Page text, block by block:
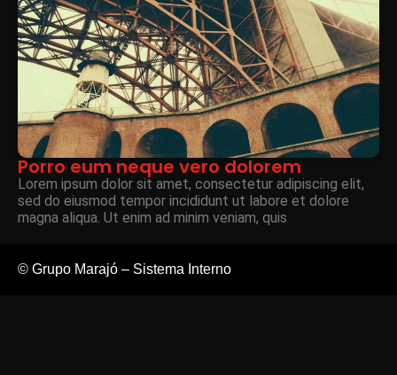
Porro eum neque vero dolorem
Lorem ipsum dolor sit amet, consectetur adipiscing elit,
sed do eiusmod tempor incididunt ut labore et dolore
magna aliqua. Ut enim ad minim veniam, quis
© Grupo Marajó – Sistema Interno